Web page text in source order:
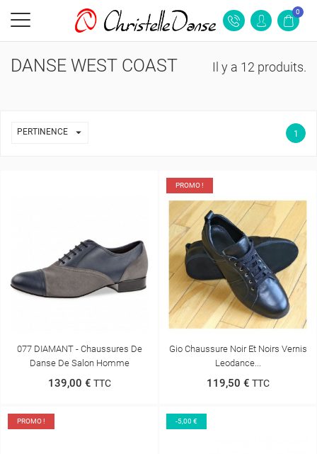
0
DANSE WEST COAST Il y a 12 produits.
PERTINENCE  1
077 DIAMANT - Chaussures De
Danse De Salon Homme
139,00 € TTC
PROMO !
Gio Chaussure Noir Et Noirs Vernis
Leodance...
119,50 € TTC
PROMO ! -5,00 €